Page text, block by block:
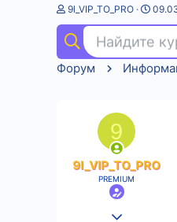
А
т
о
р
т
9l_VIP_TO_PRO
Д
а
н
а
Найдите
Форум
9
9l_VIP_TO_PRO
PREMIUM